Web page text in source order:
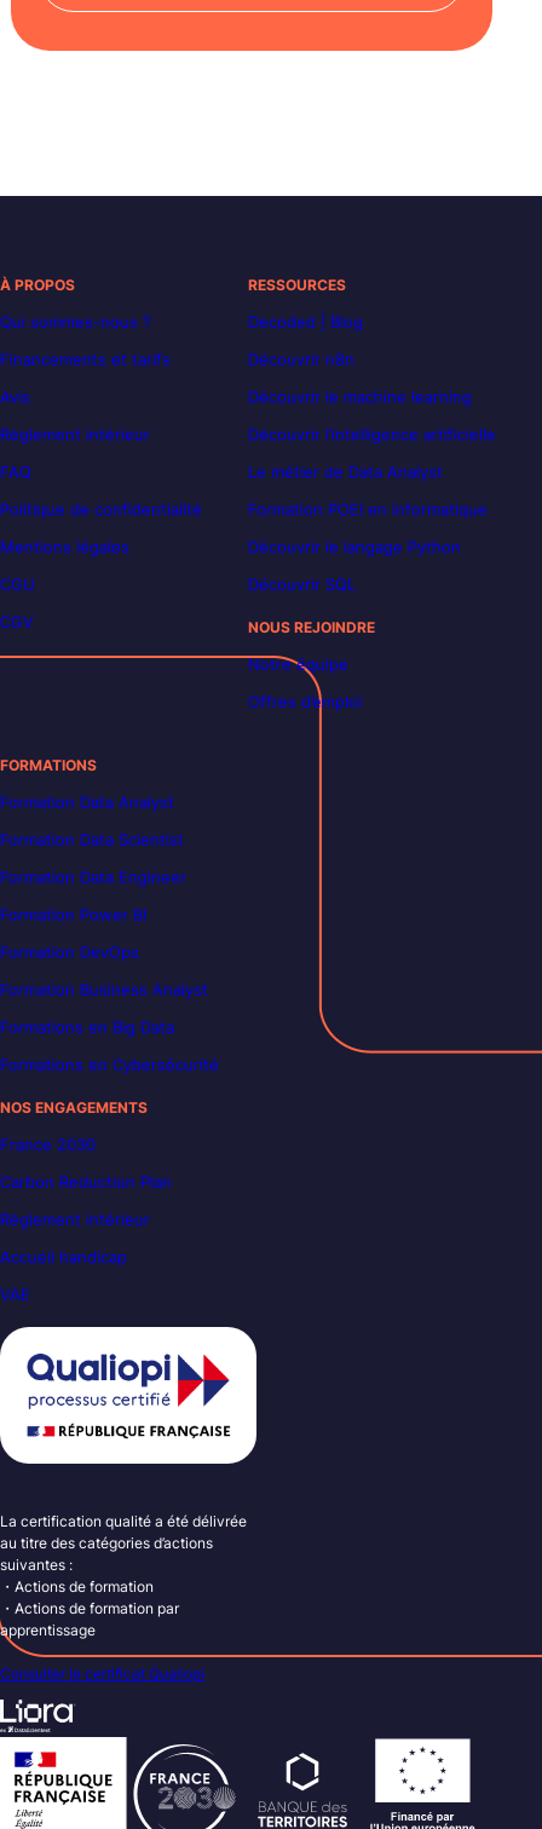
À PROPOS
Qui sommes-nous ?
Financements et tarifs
Avis
Règlement intérieur
FAQ
Politique de confidentialité
Mentions légales
CGU
CGV
RESSOURCES
Decoded | Blog
Découvrir n8n
Découvrir le machine learning
Découvrir l’intelligence artificielle
Le métier de Data Analyst
Formation POEI en informatique
Découvrir le langage Python
Découvrir SQL
NOUS REJOINDRE
Notre équipe
Offres d’emploi
FORMATIONS
Formation Data Analyst
Formation Data Scientist
Formation Data Engineer
Formation Power BI
Formation DevOps
Formation Business Analyst
Formations en Big Data
Formations en Cybersécurité
NOS ENGAGEMENTS
France 2030
Carbon Reduction Plan
Règlement intérieur
Accueil handicap
VAE
La certification qualité a été délivrée
au titre des catégories d’actions
suivantes :
・Actions de formation
・Actions de formation par
apprentissage
Consulter le certificat Qualiopi